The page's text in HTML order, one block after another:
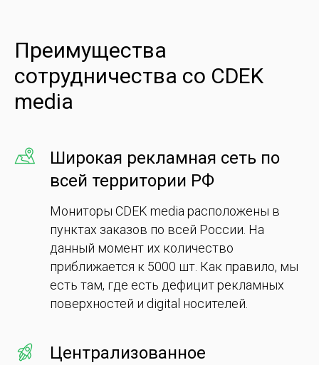
Преимущества
сотрудничества со CDEK
media
Широкая рекламная сеть по
всей территории РФ
Мониторы CDEK media расположены в
пунктах заказов по всей России. На
данный момент их количество
приближается к 5000 шт. Как правило, мы
есть там, где есть дефицит рекламных
поверхностей и digital носителей.
Централизованное